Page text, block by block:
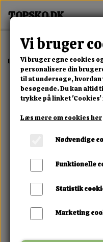
Forside Dame Alle
Vi bruger
Vi bruger egne cookies
personalisere din
til at undersøge,
besøgende. Du kan altid
trykke på linket 'Cookies'
Læs mere om cookies her
Nødvendige
Funktionelle
Statistik
Marketing